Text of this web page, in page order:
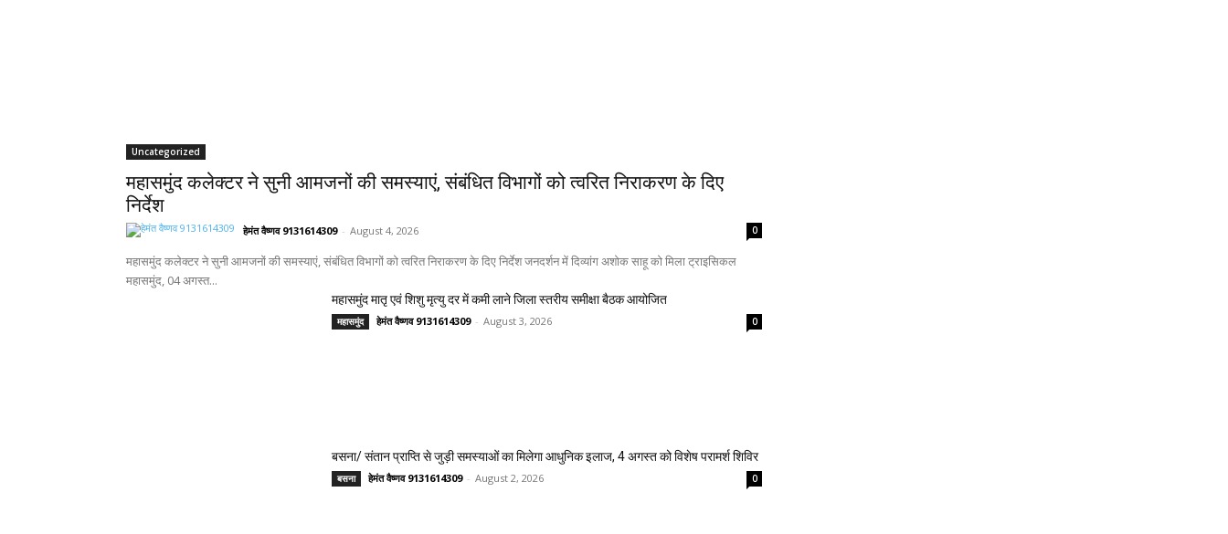
Uncategorized
महासमुंद कलेक्टर ने सुनी आमजनों की समस्याएं, संबंधित विभागों को त्वरित निराकरण के दिए
निर्देश
हेमंत वैष्णव 9131614309 - August 4, 2026 0
महासमुंद कलेक्टर ने सुनी आमजनों की समस्याएं, संबंधित विभागों को त्वरित निराकरण के दिए निर्देश जनदर्शन में दिव्यांग अशोक साहू को मिला ट्राइसिकल
महासमुंद, 04 अगस्त...
महासमुंद मातृ एवं शिशु मृत्यु दर में कमी लाने जिला स्तरीय समीक्षा बैठक आयोजित
महासमुंद हेमंत वैष्णव 9131614309 - August 3, 2026 0
बसना/ संतान प्राप्ति से जुड़ी समस्याओं का मिलेगा आधुनिक इलाज, 4 अगस्त को विशेष परामर्श शिविर
बसना हेमंत वैष्णव 9131614309 - August 2, 2026 0